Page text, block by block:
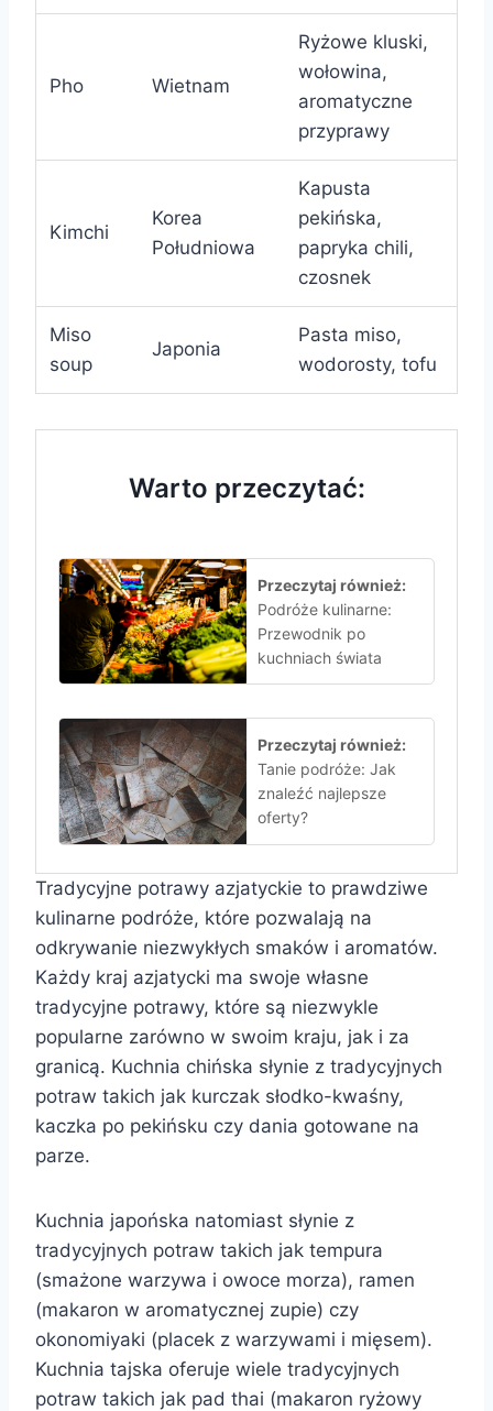
Pho Wietnam
Ryżowe kluski,
wołowina,
aromatyczne
przyprawy
Kimchi
Korea
Południowa
Kapusta
pekińska,
papryka chili,
czosnek
Miso
soup
Japonia
Pasta miso,
wodorosty, tofu
Warto przeczytać:
Przeczytaj również:
Podróże kulinarne:
Przewodnik po
kuchniach świata
Przeczytaj również:
Tanie podróże: Jak
znaleźć najlepsze
oferty?
Tradycyjne potrawy azjatyckie to prawdziwe
kulinarne podróże, które pozwalają na
odkrywanie niezwykłych smaków i aromatów.
Każdy kraj azjatycki ma swoje własne
tradycyjne potrawy, które są niezwykle
popularne zarówno w swoim kraju, jak i za
granicą. Kuchnia chińska słynie z tradycyjnych
potraw takich jak kurczak słodko-kwaśny,
kaczka po pekińsku czy dania gotowane na
parze.
Kuchnia japońska natomiast słynie z
tradycyjnych potraw takich jak tempura
(smażone warzywa i owoce morza), ramen
(makaron w aromatycznej zupie) czy
okonomiyaki (placek z warzywami i mięsem).
Kuchnia tajska oferuje wiele tradycyjnych
potraw takich jak pad thai (makaron ryżowy